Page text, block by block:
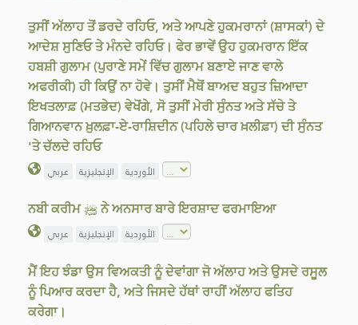
ਤੁਸੀਂ ਅੱਲਾਹ ਤੋਂ ਡਰਦੇ ਰਹਿਓ, ਅਤੇ ਆਪਣੇ ਹੁਕਮਰਾਨਾਂ (ਸ਼ਾਸਕਾਂ) ਦੇ
ਆਦੇਸ਼ ਸੁਣਿਓ ਤੇ ਮੰਨਦੇ ਰਹਿਓ। ਫੇਰ ਭਾਵੇਂ ਉਹ ਹੁਕਮਰਾਨ ਇੱਕ
ਹਬਸ਼ੀ ਗੁਲਾਮ (ਪੁਰਾਣੇ ਸਮੇਂ ਵਿੱਚ ਗੁਲਾਮ ਬਣਾਏ ਜਾਣ ਵਾਲੇ
ਅਫਰੀਕੀ) ਹੀ ਕਿਉਂ ਨਾ ਹੋਵੇ। ਤੁਸੀਂ ਮੈਥੋਂ ਬਾਅਦ ਬਹੁਤ ਜ਼ਿਆਦਾ
ਇਖਤਲਾਫ਼ (ਮਤਭੇਦ) ਵੇਖੋਂਗੇ, ਸੋ ਤੁਸੀਂ ਮੇਰੀ ਸੁੰਨਤ ਅਤੇ ਸੱਚੇ ਤੇ
ਗਿਆਨਵਾਨ ਖ਼ੁਲਫ਼ਾ-ਏ-ਰਾਸ਼ਿਦੀਨ (ਪਹਿਲੇ ਚਾਰ ਖ਼ਲੀਫ਼ਾ) ਦੀ ਸੁੰਨਤ
'ਤੇ ਚੱਲਦੇ ਰਹਿਓ
عربي الإنجليزية الأوردية
ਨਬੀ ਕਰੀਮ ﷺ ਨੇ ਅਨਸਾਰ ਬਾਰੇ ਇਰਸ਼ਾਦ ਫਰਮਾਇਆ
عربي الإنجليزية الأوردية
ਮੈਂ ਇਹ ਝੰਡਾ ਉਸ ਵਿਅਕਤੀ ਨੂੰ ਦੇਵਾਂਗਾ ਜੋ ਅੱਲਾਹ ਅਤੇ ਉਸਦੇ ਰਸੂਲ
ਨੂੰ ਪਿਆਰ ਕਰਦਾ ਹੈ, ਅਤੇ ਜਿਸਦੇ ਹੱਥਾਂ ਰਾਹੀਂ ਅੱਲਾਹ ਫਤਿਹ
ਕਰੇਗਾ।